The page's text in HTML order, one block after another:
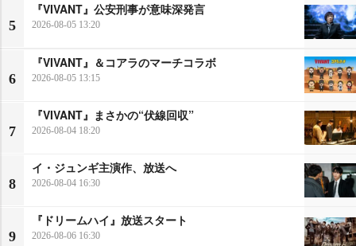
5
『VIVANT』公安刑事が意味深発言
2026-08-05 13:20
6
『VIVANT』＆コアラのマーチコラボ
2026-08-05 13:15
7
『VIVANT』まさかの“伏線回収”
2026-08-04 18:20
8
イ・ジュンギ主演作、放送へ
2026-08-04 16:30
9
『ドリームハイ』放送スタート
2026-08-06 16:30